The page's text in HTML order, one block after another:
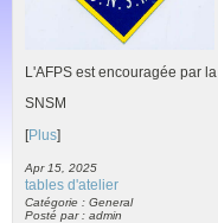
L'AFPS est encouragée par la
SNSM
[Plus]
Apr 15, 2025
tables d'atelier
Catégorie : General
Posté par : admin